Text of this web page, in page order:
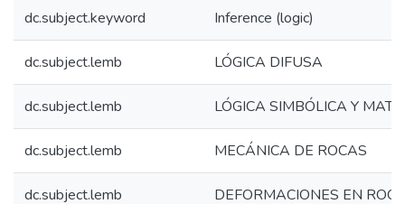
dc.subject.keyword Inference (logic)
dc.subject.lemb LÓGICA DIFUSA
dc.subject.lemb LÓGICA SIMBÓLICA Y
dc.subject.lemb MECÁNICA DE ROCAS
dc.subject.lemb DEFORMACIONES EN